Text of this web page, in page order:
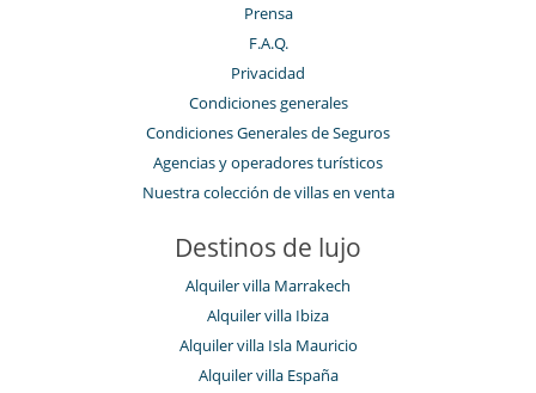
Prensa
F.A.Q.
Privacidad
Condiciones generales
Condiciones Generales de Seguros
Agencias y operadores turísticos
Nuestra colección de villas en venta
Destinos de lujo
Alquiler villa Marrakech
Alquiler villa Ibiza
Alquiler villa Isla Mauricio
Alquiler villa España